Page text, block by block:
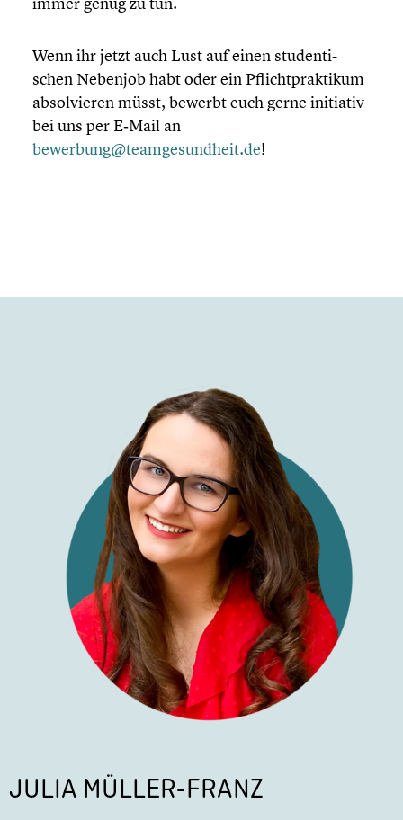
Wenn ihr jetzt auch Lust auf einen studen­ti­
schen Nebenjob habt oder ein Pflicht­prak­ti­kum
absol­vie­ren müsst, bewerbt euch gerne initiativ
bei uns per E‑Mail an
bewerbung@teamgesundheit.de!
JULIA MÜLLER-FRANZ